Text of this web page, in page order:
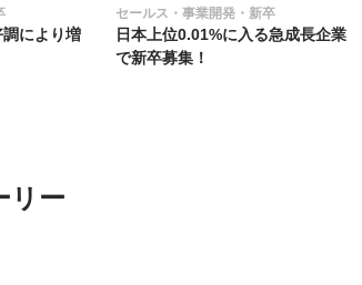
により増
セールス・事業開発・新卒
日本上位0.01%に入る急成長企業
で新卒募集！
リー